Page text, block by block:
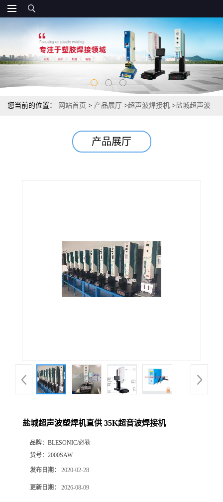
您当前的位置： 网站首页 > 产品展厅 >超声波焊接机 >盐城超声波
产品展厅
盐城超声波塑焊机直供 35K超音波焊接机
品牌： BLESONIC/必勒
货号： 2000SAW
发布日期： 2020-02-28
更新日期： 2026-08-09